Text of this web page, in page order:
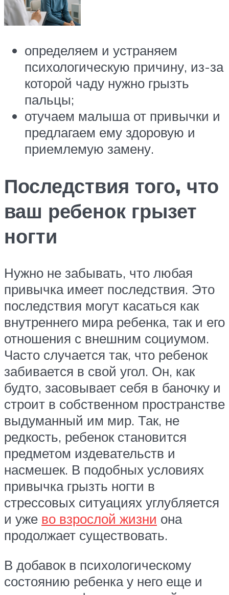
определяем и устраняем
психологическую причину, из-за
которой чаду нужно грызть
пальцы;
отучаем малыша от привычки и
предлагаем ему здоровую и
приемлемую замену.
Последствия того, что
ваш ребенок грызет
ногти
Нужно не забывать, что любая
привычка имеет последствия. Это
последствия могут касаться как
внутреннего мира ребенка, так и его
отношения с внешним социумом.
Часто случается так, что ребенок
забивается в свой угол. Он, как
будто, засовывает себя в баночку и
строит в собственном пространстве
выдуманный им мир. Так, не
редкость, ребенок становится
предметом издевательств и
насмешек. В подобных условиях
привычка грызть ногти в
стрессовых ситуациях углубляется
и уже во взрослой жизни она
продолжает существовать.
В добавок в психологическому
состоянию ребенка у него еще и